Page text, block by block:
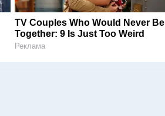
TV Couples Who Would Never Be
Together: 9 Is Just Too Weird
Реклама